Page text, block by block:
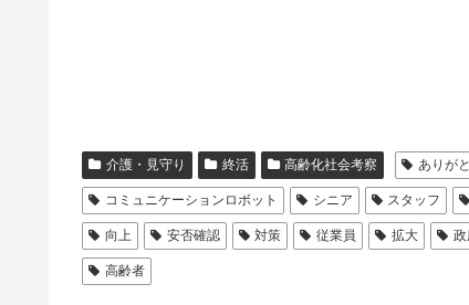
介護・見守り 終活 高齢化社会考察 ありが
コミュニケーションロボット シニア スタッフ
向上 安否確認 対策 従業員 拡大 政
高齢者